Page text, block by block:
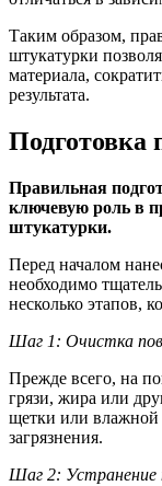
Таким образом,
штукатурки
материала,
результата.
Подготовка
Правильная
ключевую роль в
штукатурки.
Перед началом
необходимо
несколько этапов,
Шаг 1: Очистка
Прежде всего, на
грязи, жира или
щетки или влажной
загрязнения.
Шаг 2: Устранение